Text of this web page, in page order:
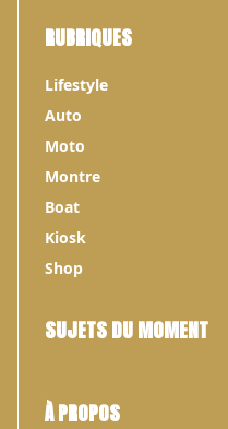
RUBRIQUES
Lifestyle
Auto
Moto
Montre
Boat
Kiosk
Shop
SUJETS DU MOMENT
À PROPOS